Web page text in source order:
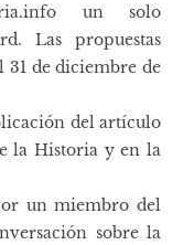
un solo
Las propuestas
31 de diciembre de
del artículo
la Historia y en la
un miembro del
sobre la